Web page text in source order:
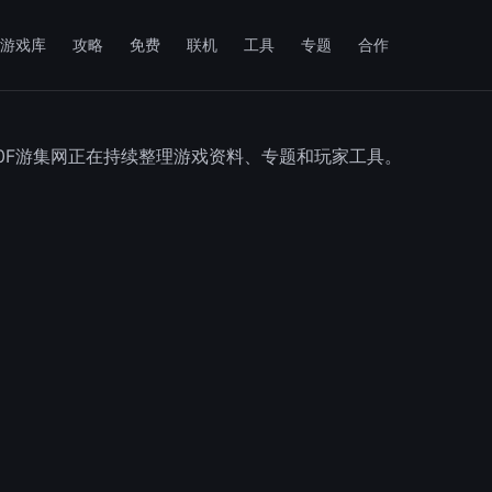
游戏库 攻略 免费 联机 工具 专题 合作
游集网正在持续整理游戏资料、专题和玩家工具。